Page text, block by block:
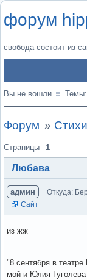
форум
свобода состоит из
Вы не вошли. Темы:
Форум »
Страницы 1
Любава
админ Откуда:
Сайт
из жж
"8 сентября в театре
мой и Юлия Гуголева